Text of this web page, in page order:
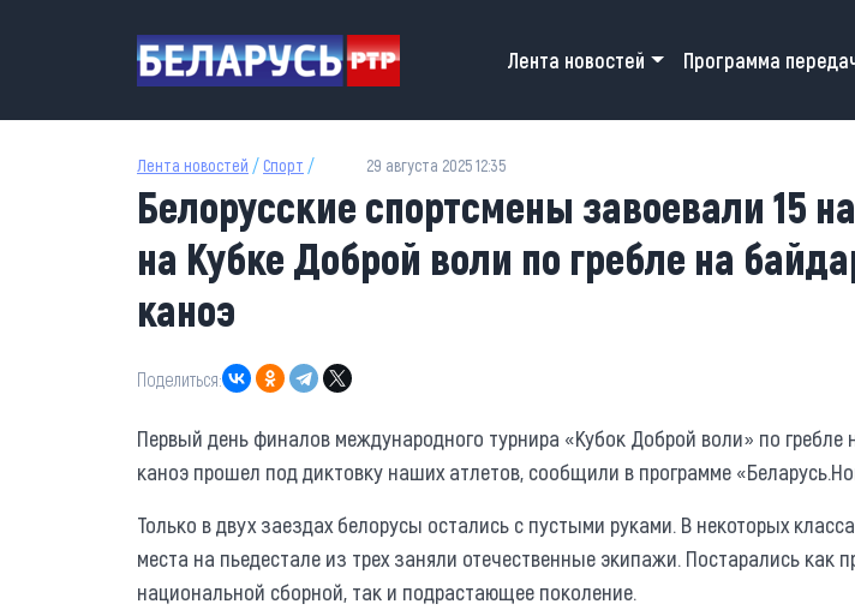
Main navigation
Лента новостей Программа
Лента новостей / Спорт / 29 августа 2025 12:35
Белорусские спортсмены завоевали 15
на Кубке Доброй воли по гребле на
каноэ
Поделиться:
Первый день финалов международного турнира «Кубок Доброй воли» по гребле
каноэ прошел под диктовку наших атлетов, сообщили в программе
Только в двух заездах белорусы остались с пустыми руками. В некоторых
места на пьедестале из трех заняли отечественные экипажи. Постарались как
национальной сборной, так и подрастающее поколение.